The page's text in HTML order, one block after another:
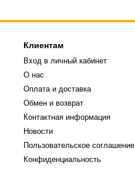
Клиентам
Вход в личный кабинет
О нас
Оплата и доставка
Обмен и возврат
Контактная информация
Новости
Пользовательское соглашение
Конфиденциальность